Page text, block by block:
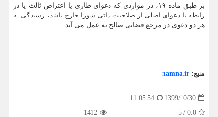
بر طبق ماده ۱۹، در مواردی که دعوای طاری یا اعتراض ثالث یا در
رابطه با دعوای اصلی از صلاحیت ذاتی شورا خارج باشد، رسیدگی به
هر دو دعوی در مرجع قضایی صالح به عمل می‏ آید.
منبع: namna.ir
1399/10/30
11:05:54
0.0
/
5
1412